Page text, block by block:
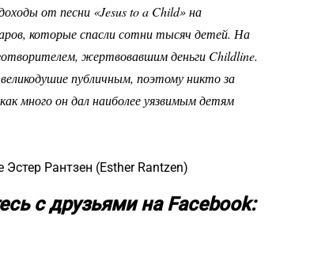
от песни «Jesus to a Child» на
которые спасли сотни тысяч детей. На
жертвовавшим деньги Childline.
публичным, поэтому никто за
много он дал наиболее уязвимым детям
Рантзен (Esther Rantzen)
с друзьями на Facebook: